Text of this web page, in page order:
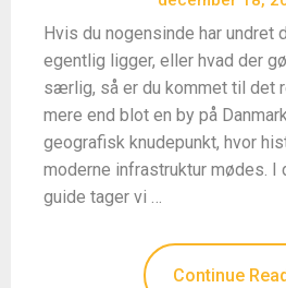
Hvis du nogensinde har undret
egentlig ligger, eller hvad der
særlig, så er du kommet til det
mere end blot en by på
geografisk knudepunkt, hvor
moderne infrastruktur mødes. I
guide tager vi …
Continue